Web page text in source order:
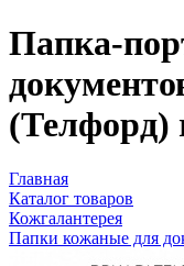
Папка-
(Телфорд)
Главная
Каталог товаров
Кожгалантерея
Папки кожаные для